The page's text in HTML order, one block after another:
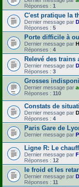
Réponses : 1
C'est pratique la
Dernier message par
Réponses : 5
Porte difficile à
Dernier message par
Réponses : 4
Relevé des trains
Dernier message par
Réponses : 3
Grosses
Dernier message par
Réponses : 110
Constats de
Dernier message par
Réponses : 4
Paris Gare de
Dernier message par
Ligne R: Le
Dernier message par
Réponses : 12
le froid et les
Dernier message par
Réponses : 11